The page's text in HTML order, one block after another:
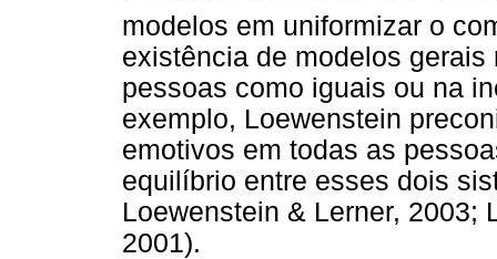
modelos em uniformizar o
existência de modelos
pessoas como iguais ou na
exemplo, Loewenstein
emotivos em todas as
equilíbrio entre esses dois
Loewenstein & Lerner, 2003;
2001).